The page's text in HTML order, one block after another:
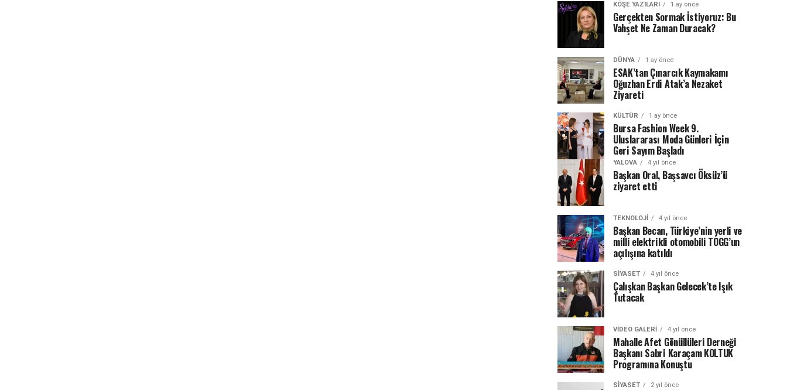
KÖŞE YAZILARI 1 ay önce
Gerçekten Sormak İstiyoruz: Bu
Vahşet Ne Zaman Duracak?
DÜNYA 1 ay önce
ESAK’tan Çınarcık Kaymakamı
Oğuzhan Erdi Atak’a Nezaket
Ziyareti
KÜLTÜR 1 ay önce
Bursa Fashion Week 9.
Uluslararası Moda Günleri İçin
Geri Sayım Başladı
YALOVA 4 yıl önce
Başkan Oral, Başsavcı Öksüz’ü
ziyaret etti
TEKNOLOJI 4 yıl önce
Başkan Becan, Türkiye’nin yerli ve
milli elektrikli otomobili TOGG’un
açılışına katıldı
SIYASET 4 yıl önce
Çalışkan Başkan Gelecek’te Işık
Tutacak
VIDEO GALERI 4 yıl önce
Mahalle Afet Gönüllüleri Derneği
Başkanı Sabri Karaçam KOLTUK
Programına Konuştu
SIYASET 2 yıl önce